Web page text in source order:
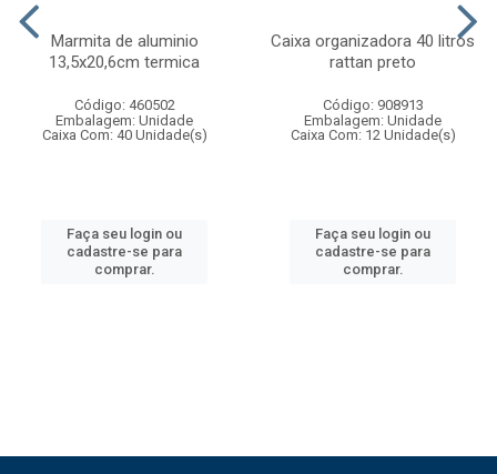
Marmita de aluminio
13,5x20,6cm termica
Código: 460502
Embalagem: Unidade
Caixa Com: 40 Unidade(s)
Faça seu login ou
cadastre-se para
comprar.
Caixa organizadora 40 litros
rattan preto
Código: 908913
Embalagem: Unidade
Caixa Com: 12 Unidade(s)
Faça seu login ou
cadastre-se para
comprar.